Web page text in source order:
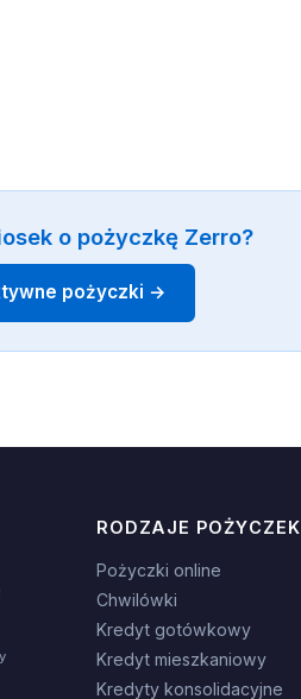
o pożyczkę Zerro?
pożyczki →
RODZAJE POŻYCZEK
Pożyczki online
Chwilówki
Kredyt gotówkowy
Kredyt mieszkaniowy
Kredyty konsolidacyjne